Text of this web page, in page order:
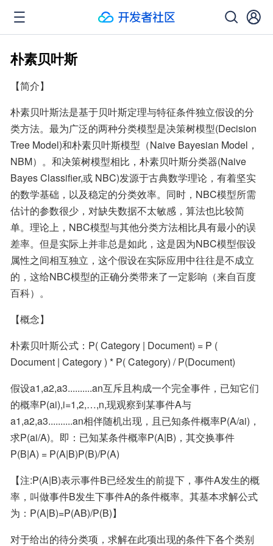
朴素贝叶斯
【简介】
朴素贝叶斯法是基于贝叶斯定理与特征条件独立假设的分
类方法。最为广泛的两种分类模型是决策树模型(Decision
Tree Model)和朴素贝叶斯模型（Naive Bayesian Model，
NBM）。和决策树模型相比，朴素贝叶斯分类器(Naive
Bayes Classifier,或 NBC)发源于古典数学理论，有着坚实
的数学基础，以及稳定的分类效率。同时，NBC模型所需
估计的参数很少，对缺失数据不太敏感，算法也比较简
单。理论上，NBC模型与其他分类方法相比具有最小的误
差率。但是实际上并非总是如此，这是因为NBC模型假设
属性之间相互独立，这个假设在实际应用中往往是不成立
的，这给NBC模型的正确分类带来了一定影响（来自百度
百科）。
【概念】
朴素贝叶斯公式：P( Category | Document) = P (
Document | Category ) * P( Category) / P(Document)
假设a1,a2,a3..........an互斥且构成一个完全事件，已知它们
的概率P(ai),i=1,2,…,n,现观察到某事件A与
a1,a2,a3..........an相伴随机出现，且已知条件概率P(A/ai)，
求P(ai/A)。即：已知某条件概率P(A|B)，其交换事件
P(B|A) = P(A|B)P(B)/P(A)
【注:P(A|B)表示事件B已经发生的前提下，事件A发生的概
率，叫做事件B发生下事件A的条件概率。其基本求解公式
为：P(A|B)=P(AB)/P(B)】
对于给出的待分类项，求解在此项出现的条件下各个类别